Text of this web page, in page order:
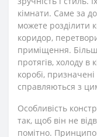
кімнати. Саме за
можете розділити
коридор,
приміщення.
протягів, холоду в
коробі,
справляються з
Особливість
так, щоб він не
помітно.